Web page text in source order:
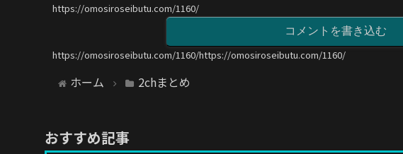
https://omosiroseibutu.com/1160/
コメントを書き込む
https://omosiroseibutu.com/1160/https://omosiroseibutu.com/1160/
ホーム 2chまとめ
おすすめ記事